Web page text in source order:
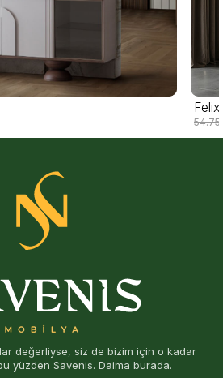
değerliyse, siz de bizim için o kadar
yüzden Savenis. Daima burada.